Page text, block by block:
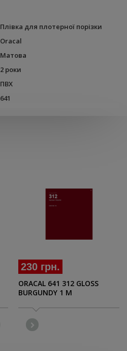
Плівка для плотерної порізки
Oracal
Матова
2 роки
ПВХ
641
230 грн.
ORACAL 641 312 GLOSS
BURGUNDY 1 M